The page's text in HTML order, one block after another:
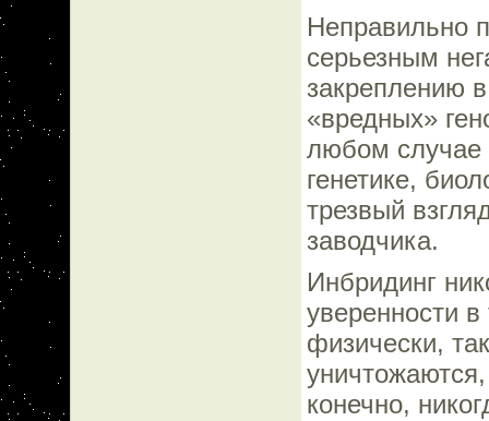
Неправильно
серьезным
закреплению
«вредных»
любом случае
генетике,
трезвый
заводчика.
Инбридинг
уверенности
физически,
конечно,